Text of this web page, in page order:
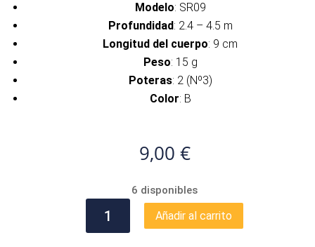
Modelo: SR09
Profundidad: 2.4 – 4.5 m
Longitud del cuerpo: 9 cm
Peso: 15 g
Poteras: 2 (Nº3)
Color: B
9,00 €
6 disponibles
SHAD
Añadir al carrito